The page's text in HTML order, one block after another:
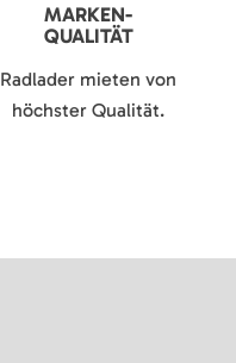
MARKEN-
QUALITÄT
Radlader mieten von
höchster Qualität.